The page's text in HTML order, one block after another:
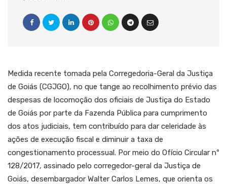
Medida recente tomada pela Corregedoria-Geral da Justiça
de Goiás (CGJGO), no que tange ao recolhimento prévio das
despesas de locomoção dos oficiais de Justiça do Estado
de Goiás por parte da Fazenda Pública para cumprimento
dos atos judiciais, tem contribuído para dar celeridade às
ações de execução fiscal e diminuir a taxa de
congestionamento processual. Por meio do Ofício Circular nº
128/2017, assinado pelo corregedor-geral da Justiça de
Goiás, desembargador Walter Carlos Lemes, que orienta os